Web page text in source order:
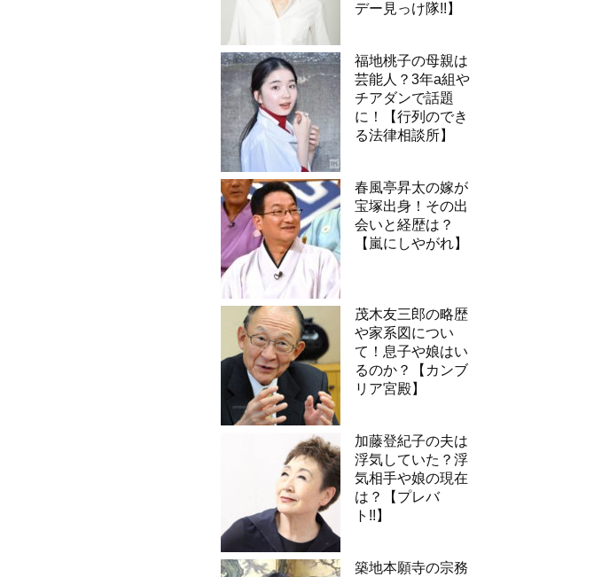
デー見っけ隊!!】
福地桃子の母親は
芸能人？3年a組や
チアダンで話題
に！【行列のでき
る法律相談所】
春風亭昇太の嫁が
宝塚出身！その出
会いと経歴は？
【嵐にしやがれ】
茂木友三郎の略歴
や家系図につい
て！息子や娘はい
るのか？【カンブ
リア宮殿】
加藤登紀子の夫は
浮気していた？浮
気相手や娘の現在
は？【プレバ
ト!!】
築地本願寺の宗務